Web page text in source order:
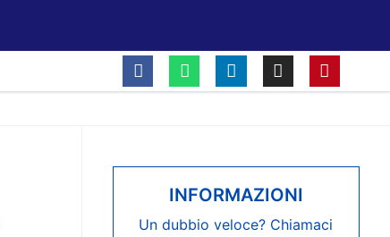
INFORMAZIONI
Un dubbio veloce? Chiamaci